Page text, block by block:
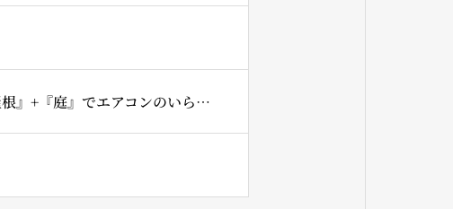
7月は、一日だけ14時からの1回となってしまいますが『家』+『草屋根』+『庭』でエアコンのいらない生活!!!を開催させていただきます。